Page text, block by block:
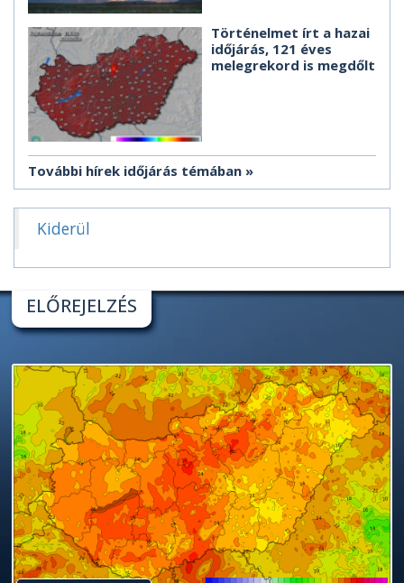
Történelmet írt a hazai
időjárás, 121 éves
melegrekord is megdőlt
További hírek időjárás témában
Kiderül
ELŐREJELZÉS